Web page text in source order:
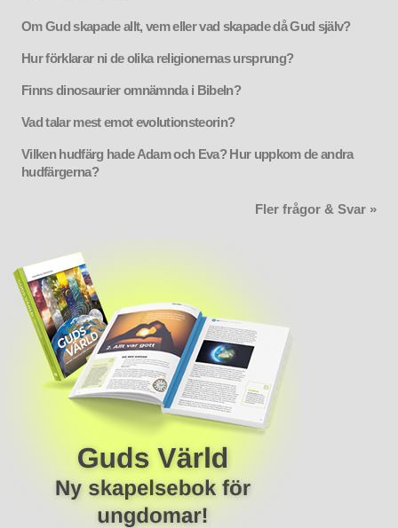
Om Gud skapade allt, vem eller vad skapade då Gud själv?
Hur förklarar ni de olika religionernas ursprung?
Finns dinosaurier omnämnda i Bibeln?
Vad talar mest emot evolutionsteorin?
Vilken hudfärg hade Adam och Eva? Hur uppkom de andra
hudfärgerna?
Fler frågor & Svar »